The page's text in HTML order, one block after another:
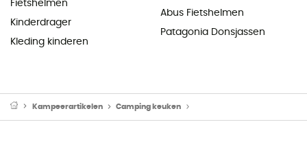
Fietshelmen
Kinderdrager
Kleding kinderen
Abus Fietshelmen
Patagonia Donsjassen
Kampeerartikelen Camping keuken